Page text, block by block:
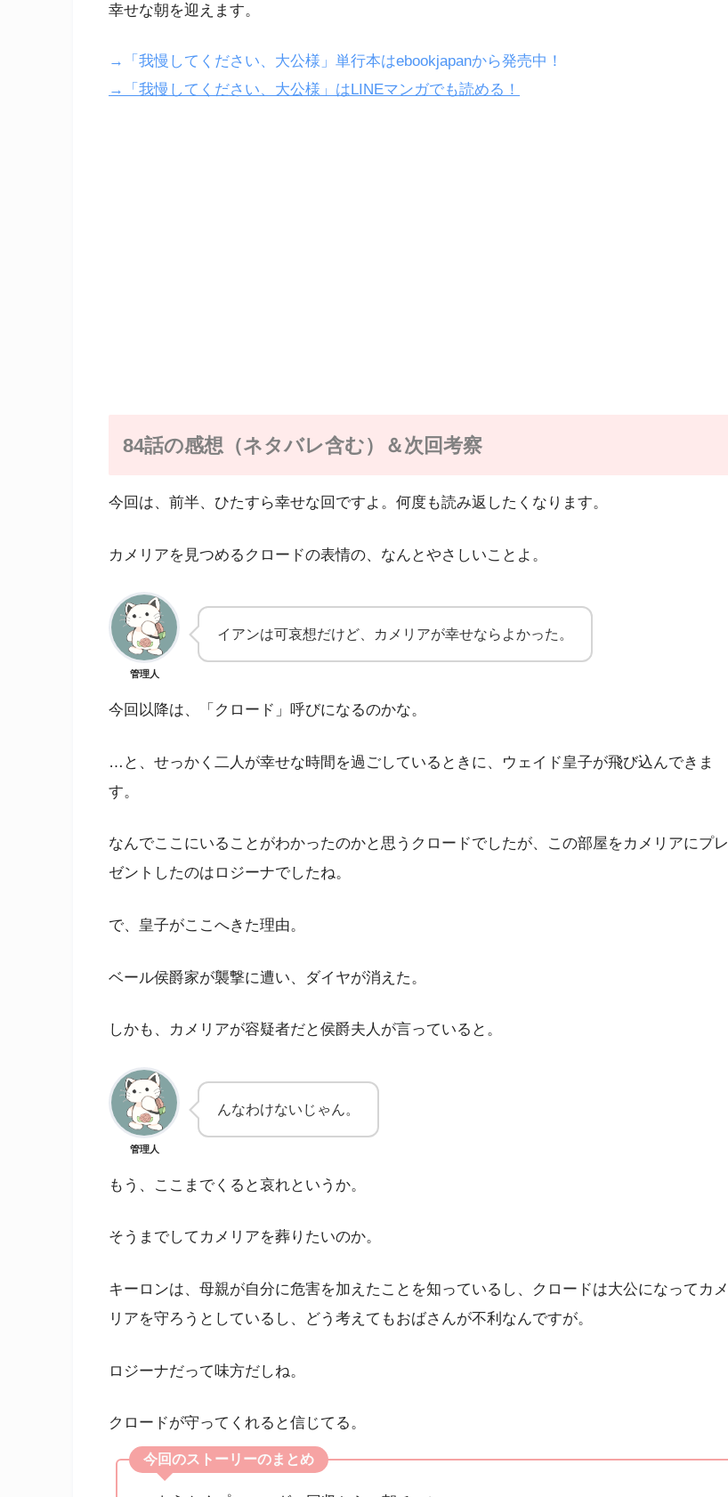
幸せな朝を迎えます。
→「我慢してください、大公様」単行本はebookjapanから発売中！
→「我慢してください、大公様」はLINEマンガでも読める！
84話の感想（ネタバレ含む）＆次回考察
今回は、前半、ひたすら幸せな回ですよ。何度も読み返したくなります。
カメリアを見つめるクロードの表情の、なんとやさしいことよ。
管理人
イアンは可哀想だけど、カメリアが幸せならよかった。
今回以降は、「クロード」呼びになるのかな。
…と、せっかく二人が幸せな時間を過ごしているときに、ウェイド皇子が飛び込んできま
す。
なんでここにいることがわかったのかと思うクロードでしたが、この部屋をカメリアにプレ
ゼントしたのはロジーナでしたね。
で、皇子がここへきた理由。
ベール侯爵家が襲撃に遭い、ダイヤが消えた。
しかも、カメリアが容疑者だと侯爵夫人が言っていると。
管理人
んなわけないじゃん。
もう、ここまでくると哀れというか。
そうまでしてカメリアを葬りたいのか。
キーロンは、母親が自分に危害を加えたことを知っているし、クロードは大公になってカメ
リアを守ろうとしているし、どう考えてもおばさんが不利なんですが。
ロジーナだって味方だしね。
クロードが守ってくれると信じてる。
今回のストーリーのまとめ